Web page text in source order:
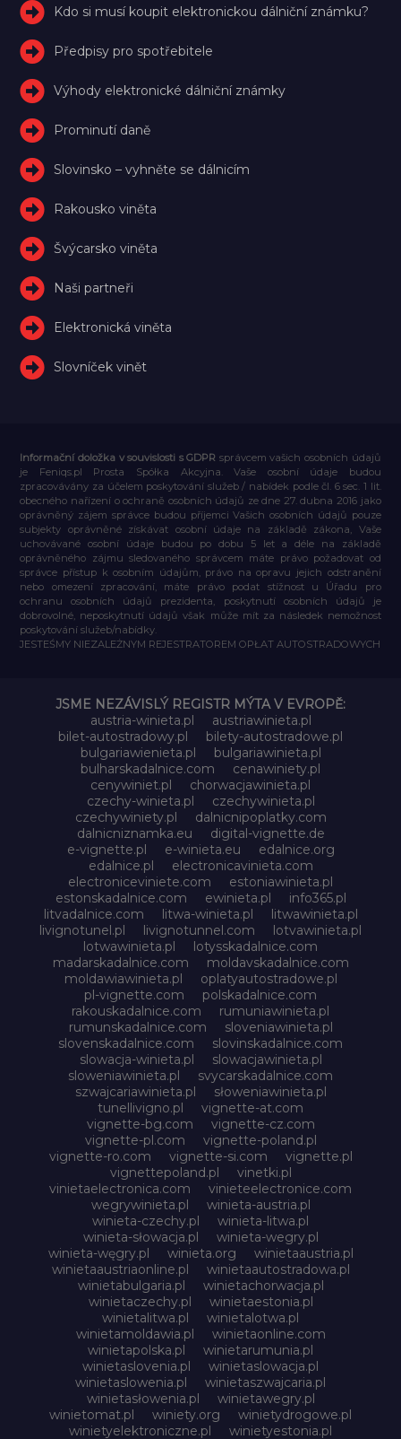
Kdo si musí koupit elektronickou dálniční známku?
Předpisy pro spotřebitele
Výhody elektronické dálniční známky
Prominutí daně
Slovinsko – vyhněte se dálnicím
Rakousko viněta
Švýcarsko viněta
Naši partneři
Elektronická viněta
Slovníček vinět
Informační doložka v souvislosti s GDPR správcem vašich osobních údajů
je Feniqs.pl Prosta Spółka Akcyjna. Vaše osobní údaje budou
zpracovávány za účelem poskytování služeb / nabídek podle čl. 6 sec. 1 lit.
obecného nařízení o ochraně osobních údajů ze dne 27. dubna 2016 jako
oprávněný zájem správce budou příjemci Vašich osobních údajů pouze
subjekty oprávněné získávat osobní údaje na základě zákona, Vaše
uchovávané osobní údaje budou po dobu 5 let a déle na základě
oprávněného zájmu sledovaného správcem máte právo požadovat od
správce přístup k osobním údajům, právo na opravu jejich odstranění
nebo omezení zpracování, máte právo podat stížnost u Úřadu pro
ochranu osobních údajů prezidenta, poskytnutí osobních údajů je
dobrovolné, neposkytnutí údajů však může mít za následek nemožnost
poskytování služeb/nabídky.
JESTEŚMY NIEZALEŻNYM REJESTRATOREM OPŁAT AUTOSTRADOWYCH
JSME NEZÁVISLÝ REGISTR MÝTA V EVROPĚ:
austria-winieta.pl
austriawinieta.pl
bilet-autostradowy.pl
bilety-autostradowe.pl
bulgariawienieta.pl
bulgariawinieta.pl
bulharskadalnice.com
cenawiniety.pl
cenywiniet.pl
chorwacjawinieta.pl
czechy-winieta.pl
czechywinieta.pl
czechywiniety.pl
dalnicnipoplatky.com
dalnicniznamka.eu
digital-vignette.de
e-vignette.pl
e-winieta.eu
edalnice.org
edalnice.pl
electronicavinieta.com
electroniceviniete.com
estoniawinieta.pl
estonskadalnice.com
ewinieta.pl
info365.pl
litvadalnice.com
litwa-winieta.pl
litwawinieta.pl
livignotunel.pl
livignotunnel.com
lotvawinieta.pl
lotwawinieta.pl
lotysskadalnice.com
madarskadalnice.com
moldavskadalnice.com
moldawiawinieta.pl
oplatyautostradowe.pl
pl-vignette.com
polskadalnice.com
rakouskadalnice.com
rumuniawinieta.pl
rumunskadalnice.com
sloveniawinieta.pl
slovenskadalnice.com
slovinskadalnice.com
slowacja-winieta.pl
slowacjawinieta.pl
sloweniawinieta.pl
svycarskadalnice.com
szwajcariawinieta.pl
słoweniawinieta.pl
tunellivigno.pl
vignette-at.com
vignette-bg.com
vignette-cz.com
vignette-pl.com
vignette-poland.pl
vignette-ro.com
vignette-si.com
vignette.pl
vignettepoland.pl
vinetki.pl
vinietaelectronica.com
vinieteelectronice.com
wegrywinieta.pl
winieta-austria.pl
winieta-czechy.pl
winieta-litwa.pl
winieta-słowacja.pl
winieta-wegry.pl
winieta-węgry.pl
winieta.org
winietaaustria.pl
winietaaustriaonline.pl
winietaautostradowa.pl
winietabulgaria.pl
winietachorwacja.pl
winietaczechy.pl
winietaestonia.pl
winietalitwa.pl
winietalotwa.pl
winietamoldawia.pl
winietaonline.com
winietapolska.pl
winietarumunia.pl
winietaslovenia.pl
winietaslowacja.pl
winietaslowenia.pl
winietaszwajcaria.pl
winietasłowenia.pl
winietawegry.pl
winietomat.pl
winiety.org
winietydrogowe.pl
winietyelektroniczne.pl
winietyestonia.pl